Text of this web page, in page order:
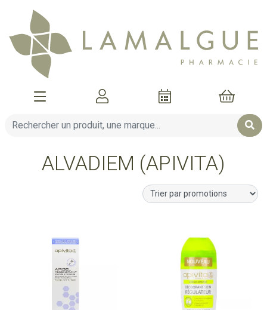
Afficher la navigation
Mon
ALVADIEM (APIVITA)